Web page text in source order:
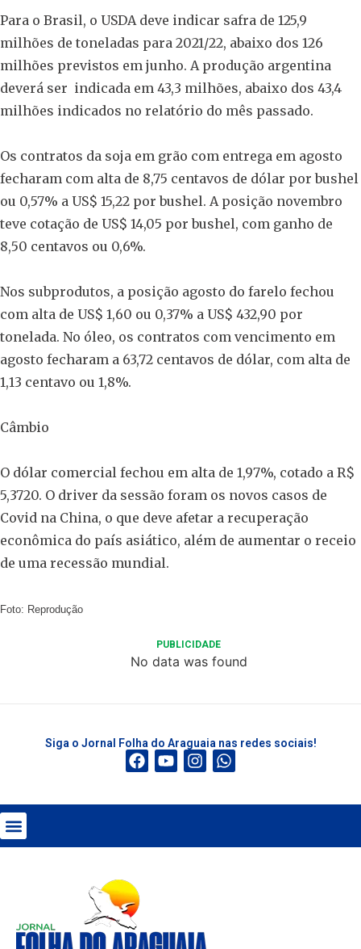
Para o Brasil, o USDA deve indicar safra de 125,9
milhões de toneladas para 2021/22, abaixo dos 126
milhões previstos em junho. A produção argentina
deverá ser indicada em 43,3 milhões, abaixo dos 43,4
milhões indicados no relatório do mês passado.
Os contratos da soja em grão com entrega em agosto
fecharam com alta de 8,75 centavos de dólar por bushel
ou 0,57% a US$ 15,22 por bushel. A posição novembro
teve cotação de US$ 14,05 por bushel, com ganho de
8,50 centavos ou 0,6%.
Nos subprodutos, a posição agosto do farelo fechou
com alta de US$ 1,60 ou 0,37% a US$ 432,90 por
tonelada. No óleo, os contratos com vencimento em
agosto fecharam a 63,72 centavos de dólar, com alta de
1,13 centavo ou 1,8%.
Câmbio
O dólar comercial fechou em alta de 1,97%, cotado a R$
5,3720. O driver da sessão foram os novos casos de
Covid na China, o que deve afetar a recuperação
econômica do país asiático, além de aumentar o receio
de uma recessão mundial.
Foto: Reprodução
PUBLICIDADE
No data was found
Siga o Jornal Folha do Araguaia nas redes sociais!